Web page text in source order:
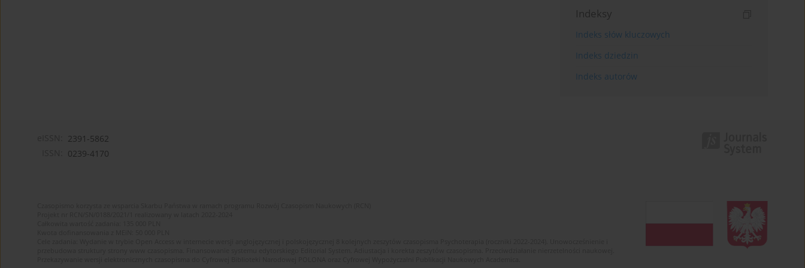
Indeksy
Indeks słów kluczowych
Indeks dziedzin
Indeks autorów
2391-5862
0239-4170